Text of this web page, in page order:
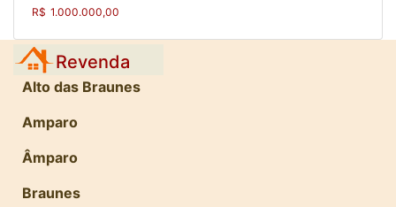
R$ 1.000.000,00
Revenda
Alto das Braunes
Amparo
Âmparo
Braunes